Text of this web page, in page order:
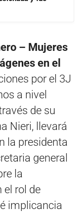
– Mujeres
en el
por el 3J
a nivel
de su
Nieri, llevará
la presidenta
general
la
el rol de
implicancia